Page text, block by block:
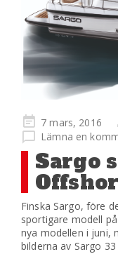
Publicerad
på
7 mars, 2016
Lämna en
Sargo
Finska Sargo, före
sportigare modell
nya modellen i juni,
bilderna av Sargo